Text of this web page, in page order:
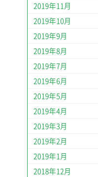
2019年11月
2019年10月
2019年9月
2019年8月
2019年7月
2019年6月
2019年5月
2019年4月
2019年3月
2019年2月
2019年1月
2018年12月